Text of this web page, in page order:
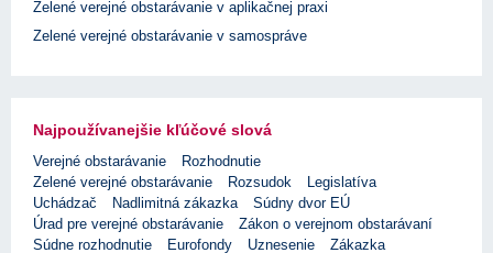
Zelené verejné obstarávanie v aplikačnej praxi
Zelené verejné obstarávanie v samospráve
Najpoužívanejšie kľúčové slová
Verejné obstarávanie
Rozhodnutie
Zelené verejné obstarávanie
Rozsudok
Legislatíva
Uchádzač
Nadlimitná zákazka
Súdny dvor EÚ
Úrad pre verejné obstarávanie
Zákon o verejnom obstarávaní
Súdne rozhodnutie
Eurofondy Uznesenie Zákazka